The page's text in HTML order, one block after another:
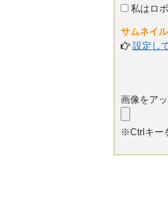
私はロ
サムネイ
設定し
画像をア
※Ctrlキー